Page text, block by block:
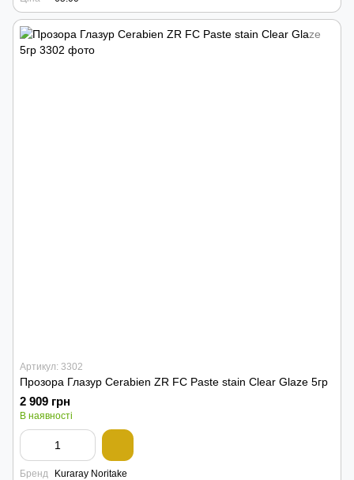
Артикул: 3302
Прозора Глазур Cerabien ZR FC Paste stain Clear Glaze 5гр
2 909 грн
В наявності
Бренд
Kuraray Noritake